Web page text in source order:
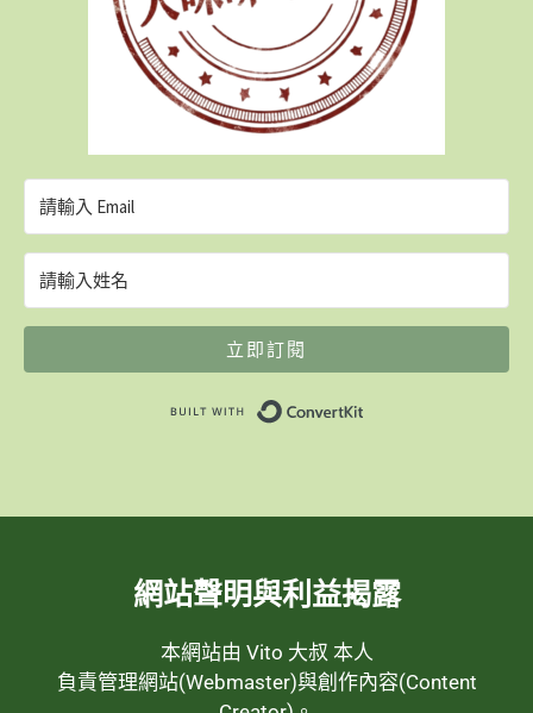
立即訂閱
網站聲明與利益揭露
本網站由 Vito 大叔 本人
負責管理網站(Webmaster)與創作內容(Content